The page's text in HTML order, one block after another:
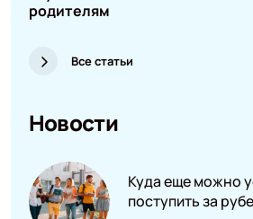
родителям
Все статьи
Новости
Куда еще можно
поступить за